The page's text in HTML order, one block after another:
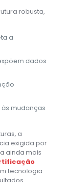
robusta,
a
dados
mudanças
a
exigida por
ainda mais
tecnologia